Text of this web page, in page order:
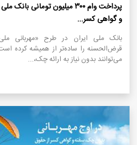
پرداخت وام ۳۰۰ میلیون
و گواهی کسر...
بانک ملی ایران در طرح «مهربانی
قرض‌الحسنه را ساده‌تر از همیشه کرده
می‌توانند بدون نیاز به ارائه چک،...